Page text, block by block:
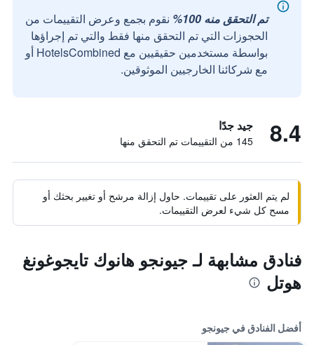
تم التحقق منه 100%
نقوم بجمع وعرض التقييمات من
الحجوزات التي تم التحقق منها فقط والتي تم إجراؤها
بواسطة مستخدمين حقيقيين مع HotelsCombined أو
مع شركائنا الخارجيين الموثوقين.
8.4 جيد جدًا
145 من التقييمات تم التحقق منها
لم يتم العثور على تقييمات. حاول إزالة مرشح أو تغيير بحثك أو
مسح كل شيء لعرض التقييمات.
فنادق مشابهة لـ جيونجو هانوك تايجوغونغ
هوتل
أفضل الفنادق في جيونجو